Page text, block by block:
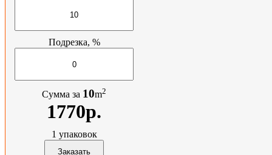
Подрезка, %
Сумма за 10m2
1770р.
1 упаковок